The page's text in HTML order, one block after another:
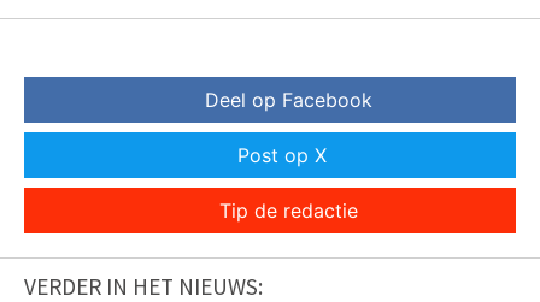
Deel op Facebook
Post op X
Tip de redactie
VERDER IN HET NIEUWS: